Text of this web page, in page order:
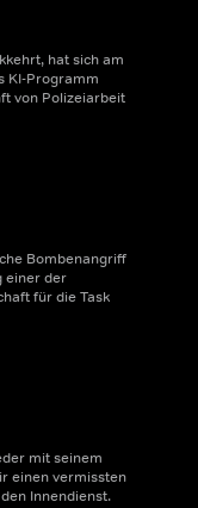
hat sich am
KI-Programm
von Polizeiarbeit
Bombenangriff
einer der
für die Task
mit seinem
einen vermissten
Innendienst.